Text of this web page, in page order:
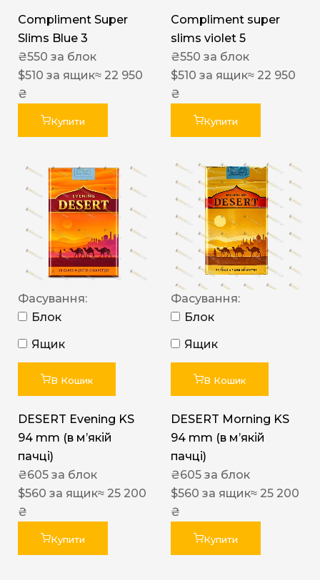
Compliment Super
Slims Blue 3
₴550 за блок
$510 за ящик≈ 22 950
₴
Купити
Compliment super
slims violet 5
₴550 за блок
$510 за ящик≈ 22 950
₴
Купити
Фасування:
Блок
Ящик
В Кошик
DESERT Evening KS
94 mm (в мʼякій
пачці)
₴605 за блок
$560 за ящик≈ 25 200
₴
Купити
Фасування:
Блок
Ящик
В Кошик
DESERT Morning KS
94 mm (в мʼякій
пачці)
₴605 за блок
$560 за ящик≈ 25 200
₴
Купити